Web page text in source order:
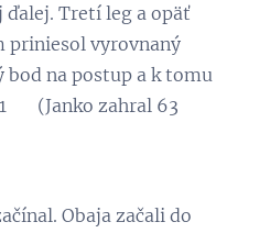
ďalej. Tretí leg a opäť
priniesol vyrovnaný
bod na postup a k tomu
👏 (Janko zahral 63
Obaja začali do